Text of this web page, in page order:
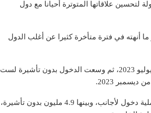
لتحسين علاقاتها المتوترة أحيانا مع دول
أنهته في فترة متأخرة كثيرا عن أغلب الدول
وأعادت الدخول بدون تأشيرة السابق لمواطني بروناي وسنغافورة في يوليو 2023، ثم وسعت الدخول بدون تأشيرة لست
2023.
وخلال الفترة من يوليو حتى سبتمبر 2024، سجلت الصين 8.2 مليون عملية دخول لأجانب، وبينها 4.9 مليون بدون تأشيرة،